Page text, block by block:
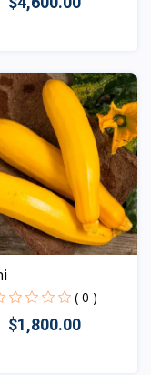
Vista
( 0 )
$1,800.00